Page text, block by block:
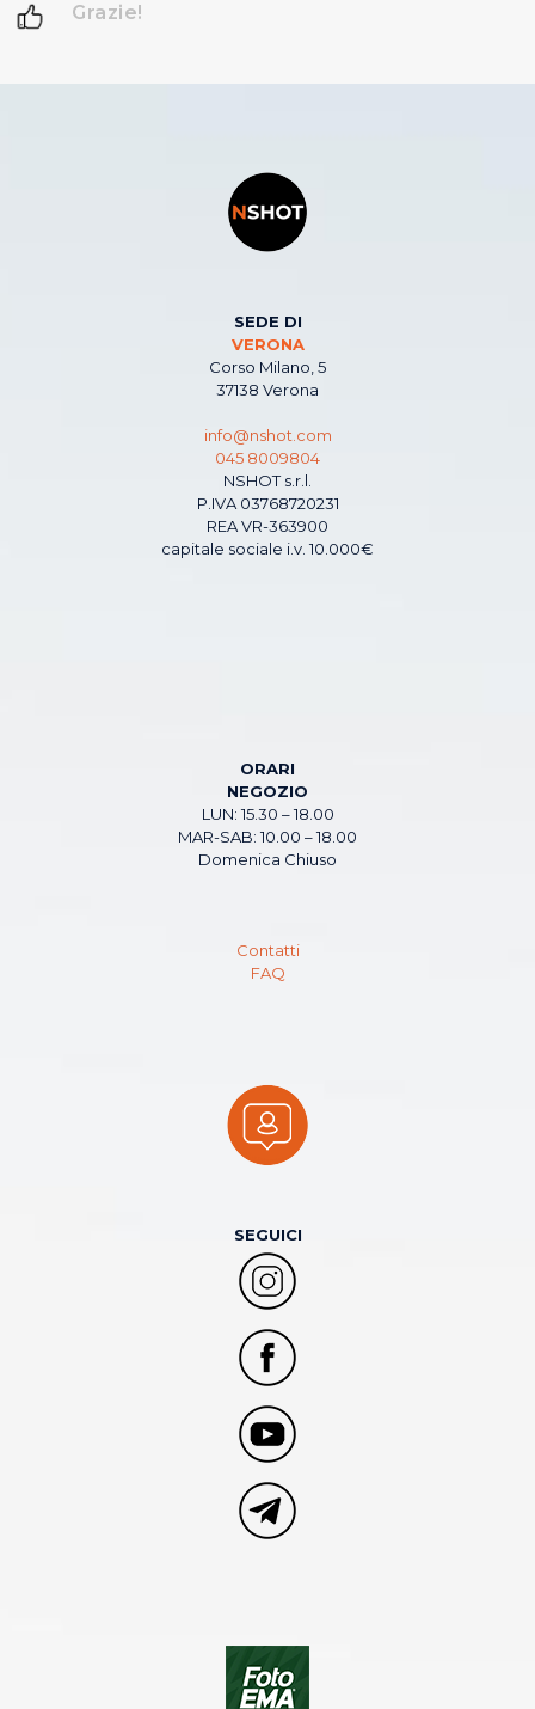
Grazie!
SEDE DI
VERONA
Corso Milano, 5
37138 Verona
info@nshot.com
045 8009804
NSHOT s.r.l.
P.IVA 03768720231
REA VR-363900
capitale sociale i.v. 10.000€
ORARI
NEGOZIO
LUN: 15.30 – 18.00
MAR-SAB: 10.00 – 18.00
Domenica Chiuso
Contatti
FAQ
SEGUICI